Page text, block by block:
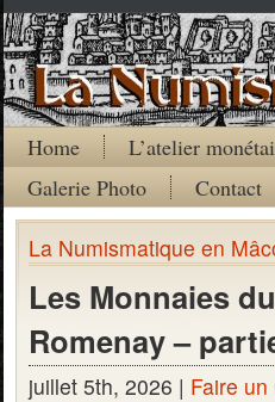
Home L’atelier
Galerie Photo
Contact
La Numismatique en
Les Monnaies
Romenay –
juillet 5th, 2026 | Faire